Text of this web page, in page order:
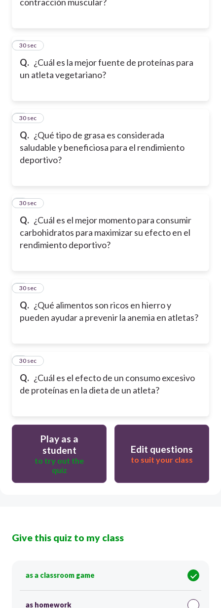
Q. ¿Cuál es la mejor fuente de proteínas para
un atleta vegetariano?
3
30 sec
Q. ¿Qué tipo de grasa es considerada
saludable y beneficiosa para el rendimiento
deportivo?
4
30 sec
Q. ¿Cuál es el mejor momento para consumir
carbohidratos para maximizar su efecto en el
rendimiento deportivo?
5
30 sec
Q. ¿Qué alimentos son ricos en hierro y
pueden ayudar a prevenir la anemia en atletas?
6
30 sec
Q. ¿Cuál es el efecto de un consumo excesivo
de proteínas en la dieta de un atleta?
7
30 sec
Play as a
student
to try out the
quiz
Edit questions
to suit your class
Give this quiz to my class
as a classroom game
as homework